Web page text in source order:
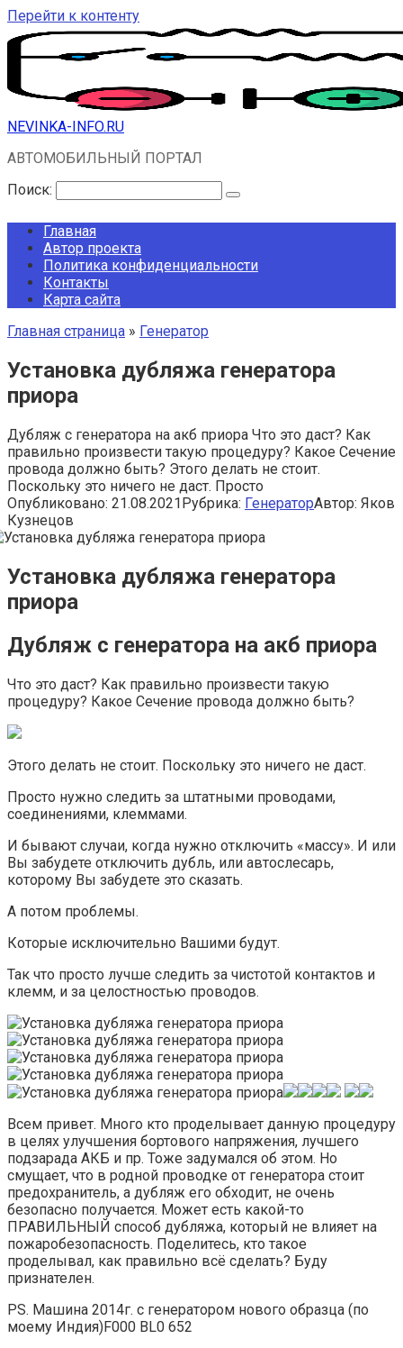
Перейти к контенту
NEVINKA-INFO.RU
АВТОМОБИЛЬНЫЙ ПОРТАЛ
Поиск:
Главная
Автор проекта
Политика конфиденциальности
Контакты
Карта сайта
Главная страница » Генератор
Установка дубляжа генератора
приора
Дубляж с генератора на акб приора Что это даст? Как
правильно произвести такую процедуру? Какое Сечение
провода должно быть? Этого делать не стоит.
Поскольку это ничего не даст. Просто
Опубликовано: 21.08.2021Рубрика: ГенераторАвтор: Яков
Кузнецов
Установка дубляжа генератора
приора
Дубляж с генератора на акб приора
Что это даст? Как правильно произвести такую
процедуру? Какое Сечение провода должно быть?
Этого делать не стоит. Поскольку это ничего не даст.
Просто нужно следить за штатными проводами,
соединениями, клеммами.
И бывают случаи, когда нужно отключить «массу». И или
Вы забудете отключить дубль, или автослесарь,
которому Вы забудете это сказать.
А потом проблемы.
Которые исключительно Вашими будут.
Так что просто лучше следить за чистотой контактов и
клемм, и за целостностью проводов.
Всем привет. Много кто проделывает данную процедуру
в целях улучшения бортового напряжения, лучшего
подзарада АКБ и пр. Тоже задумался об этом. Но
смущает, что в родной проводке от генератора стоит
предохранитель, а дубляж его обходит, не очень
безопасно получается. Может есть какой-то
ПРАВИЛЬНЫЙ способ дубляжа, который не влияет на
пожаробезопасность. Поделитесь, кто такое
проделывал, как правильно всё сделать? Буду
признателен.
PS. Машина 2014г. с генератором нового образца (по
моему Индия)F000 BL0 652